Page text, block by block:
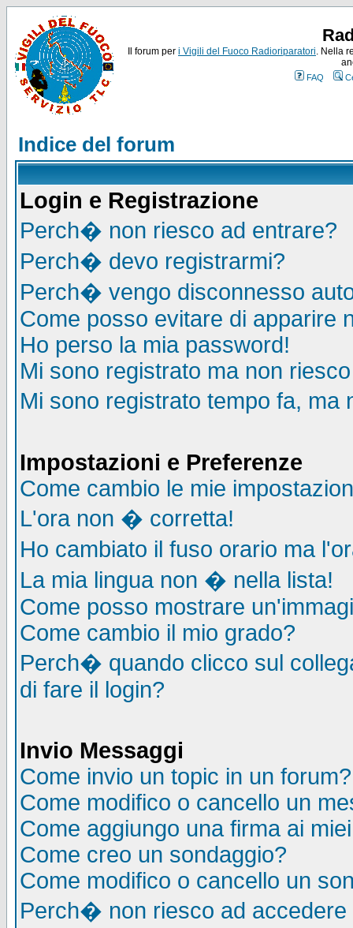
Il forum per i Vigili del Fuoco Radioriparatori. Nella
FAQ
Indice del forum
Login e Registrazione
Perch� non riesco ad entrare?
Perch� devo registrarmi?
Perch� vengo disconnesso
Come posso evitare di apparire
Ho perso la mia password!
Mi sono registrato ma non
Mi sono registrato tempo fa,
Impostazioni e Preferenze
Come cambio le mie
L'ora non � corretta!
Ho cambiato il fuso orario ma
La mia lingua non � nella lista!
Come posso mostrare
Come cambio il mio grado?
Perch� quando clicco sul
di fare il login?
Invio Messaggi
Come invio un topic in un forum?
Come modifico o cancello un
Come aggiungo una firma ai
Come creo un sondaggio?
Come modifico o cancello un
Perch� non riesco ad accedere